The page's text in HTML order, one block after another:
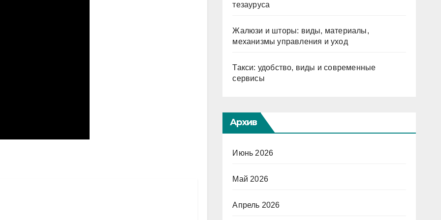
тезауруса
Жалюзи и шторы: виды, материалы,
механизмы управления и уход
Такси: удобство, виды и современные
сервисы
Архив
Июнь 2026
Май 2026
Апрель 2026